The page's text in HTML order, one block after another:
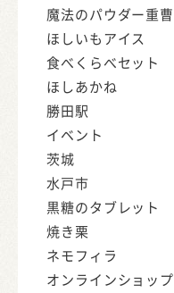
魔法のパウダー重曹
ほしいもアイス
食べくらべセット
ほしあかね
勝田駅
イベント
茨城
水戸市
黒糖のタブレット
焼き栗
ネモフィラ
オンラインショップ